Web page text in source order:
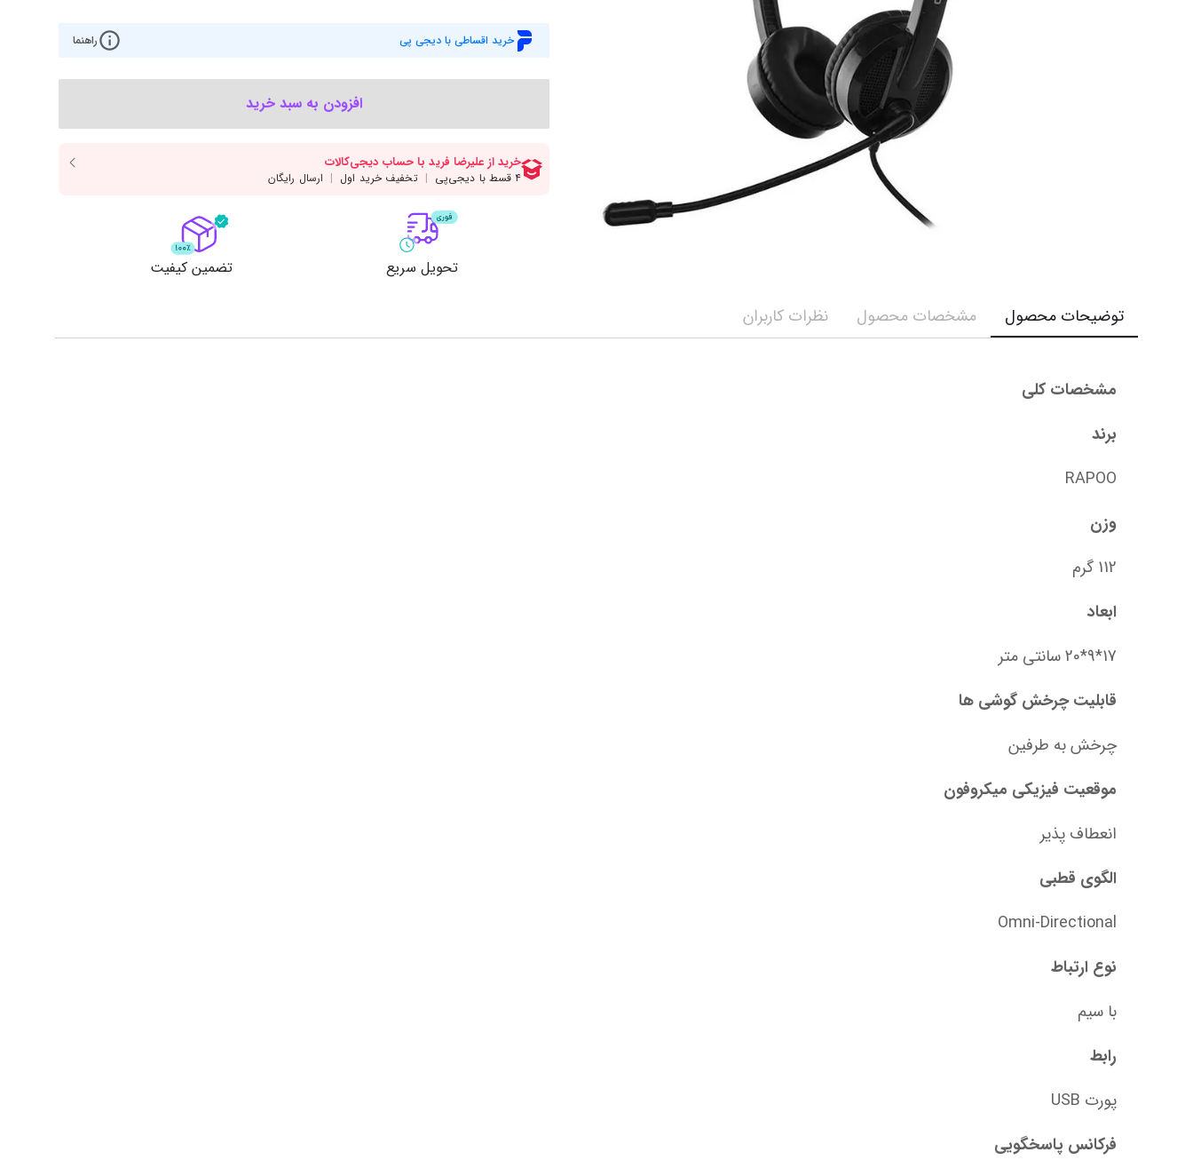
وبکم
اکسسوری
پاوربانک
نمایش همه محصولات
کارت گرافیک
منبع تغذیه (پاور)
سی‌پی‌یو
خرید اقساطی با دیجی پی راهنما
افزودن به سبد خرید
تحویل سریع تضمین کیفیت
توضیحات محصول مشخصات محصول نظرات کاربران
مشخصات کلی
برند
RAPOO
وزن
112 گرم
ابعاد
17*9*20 سانتی متر
قابلیت چرخش گوشی ها
چرخش به طرفین
موقعیت فیزیکی میکروفون
انعطاف پذیر
الگوی قطبی
Omni-Directional
نوع ارتباط
با سیم
رابط
پورت USB
فرکانس پاسخگویی